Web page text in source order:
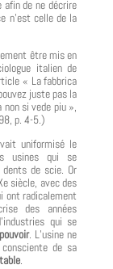
de ne décrire
n’est celle de la
être mis en
italien de
« La fabbrica
juste pas la
si vede piu »,
p. 4-5.)
uniformisé le
usines qui se
de scie. Or
e siècle, avec des
ont radicalement
des années
qui se
pouvoir. L’usine ne
de sa
.